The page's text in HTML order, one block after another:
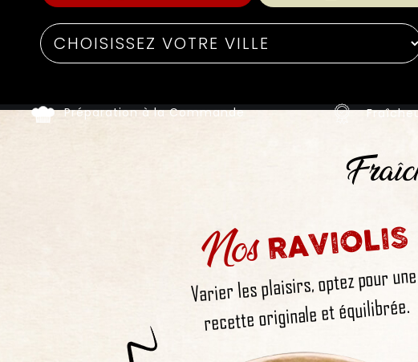
Préparation à la Commande
NosRAVIOLIS
Varier les plaisirs, optez pour une
recette originale et équilibrée.